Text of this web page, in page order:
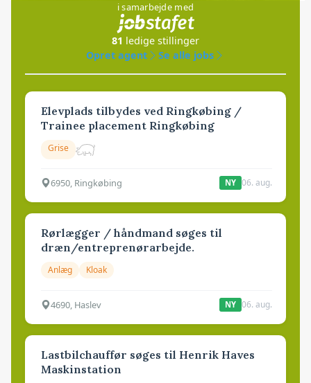
i samarbejde med
81 ledige stillinger
Opret agent
Se alle jobs
Elevplads tilbydes ved Ringkøbing /
Trainee placement Ringkøbing
Grise
6950, Ringkøbing NY 06. aug.
Rørlægger / håndmand søges til
dræn/entreprenørarbejde.
Anlæg Kloak
4690, Haslev NY 06. aug.
Lastbilchauffør søges til Henrik Haves
Maskinstation